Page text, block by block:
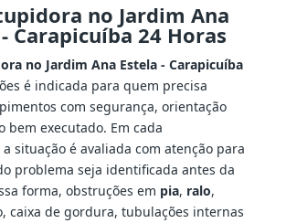
no Jardim Ana
Carapicuíba 24 Horas
no Jardim Ana Estela - Carapicuíba
é indicada para quem precisa
com segurança, orientação
bem executado. Em cada
situação é avaliada com atenção para
problema seja identificada antes da
forma, obstruções em pia, ralo,
caixa de gordura, tubulações internas